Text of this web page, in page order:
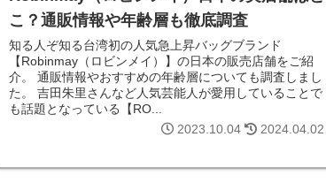
こ？通販情報や年齢層も徹底調査
知る人ぞ知る台湾初の人気急上昇バッグブランド
【Robinmay（ロビンメイ）】の日本の販売店舗をご紹
介。 通販情報やおすすめの年齢層についても調査しまし
た。 吉田朱里さんなど人気芸能人が愛用していることで
も話題となっている【RO...
2023.10.04
2024.04.02